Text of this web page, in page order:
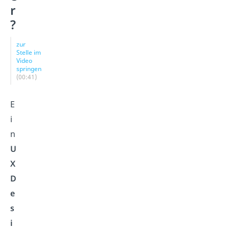
r
?
zur
Stelle im
Video
springen
(00:41)
E
i
n
U
X
D
e
s
i